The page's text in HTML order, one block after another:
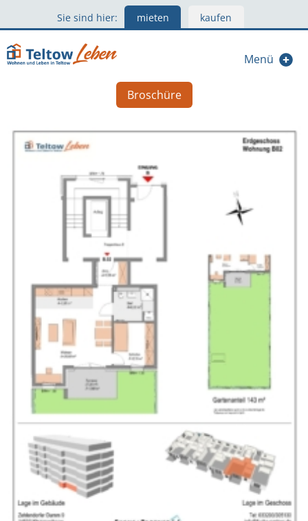
Sie sind hier: mieten kaufen
Menü
Broschüre